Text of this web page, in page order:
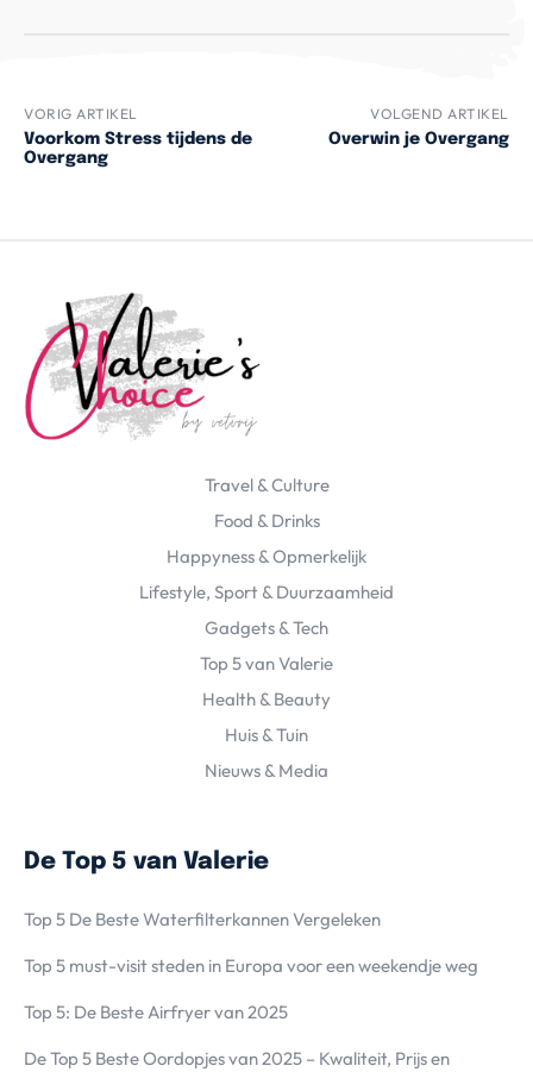
VORIG ARTIKEL
Voorkom Stress tijdens de
Overgang
VOLGEND ARTIKEL
Overwin je Overgang
Travel & Culture
Food & Drinks
Happyness & Opmerkelijk
Lifestyle, Sport & Duurzaamheid
Gadgets & Tech
Top 5 van Valerie
Health & Beauty
Huis & Tuin
Nieuws & Media
De Top 5 van Valerie
Top 5 De Beste Waterfilterkannen Vergeleken
Top 5 must-visit steden in Europa voor een weekendje weg
Top 5: De Beste Airfryer van 2025
De Top 5 Beste Oordopjes van 2025 – Kwaliteit, Prijs en